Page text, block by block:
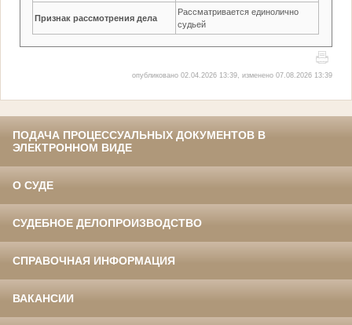
Признак рассмотрения дела
Рассматривается единолично
судьей
опубликовано 02.04.2026 13:39, изменено 07.08.2026 13:39
ПОДАЧА ПРОЦЕССУАЛЬНЫХ ДОКУМЕНТОВ В
ЭЛЕКТРОННОМ ВИДЕ
О СУДЕ
СУДЕБНОЕ ДЕЛОПРОИЗВОДСТВО
СПРАВОЧНАЯ ИНФОРМАЦИЯ
ВАКАНСИИ